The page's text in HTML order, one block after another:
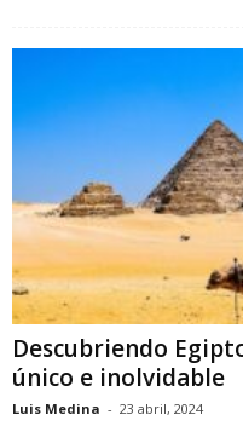
Descubriendo
único e inolvidable
Luis Medina - 23 abril, 2024